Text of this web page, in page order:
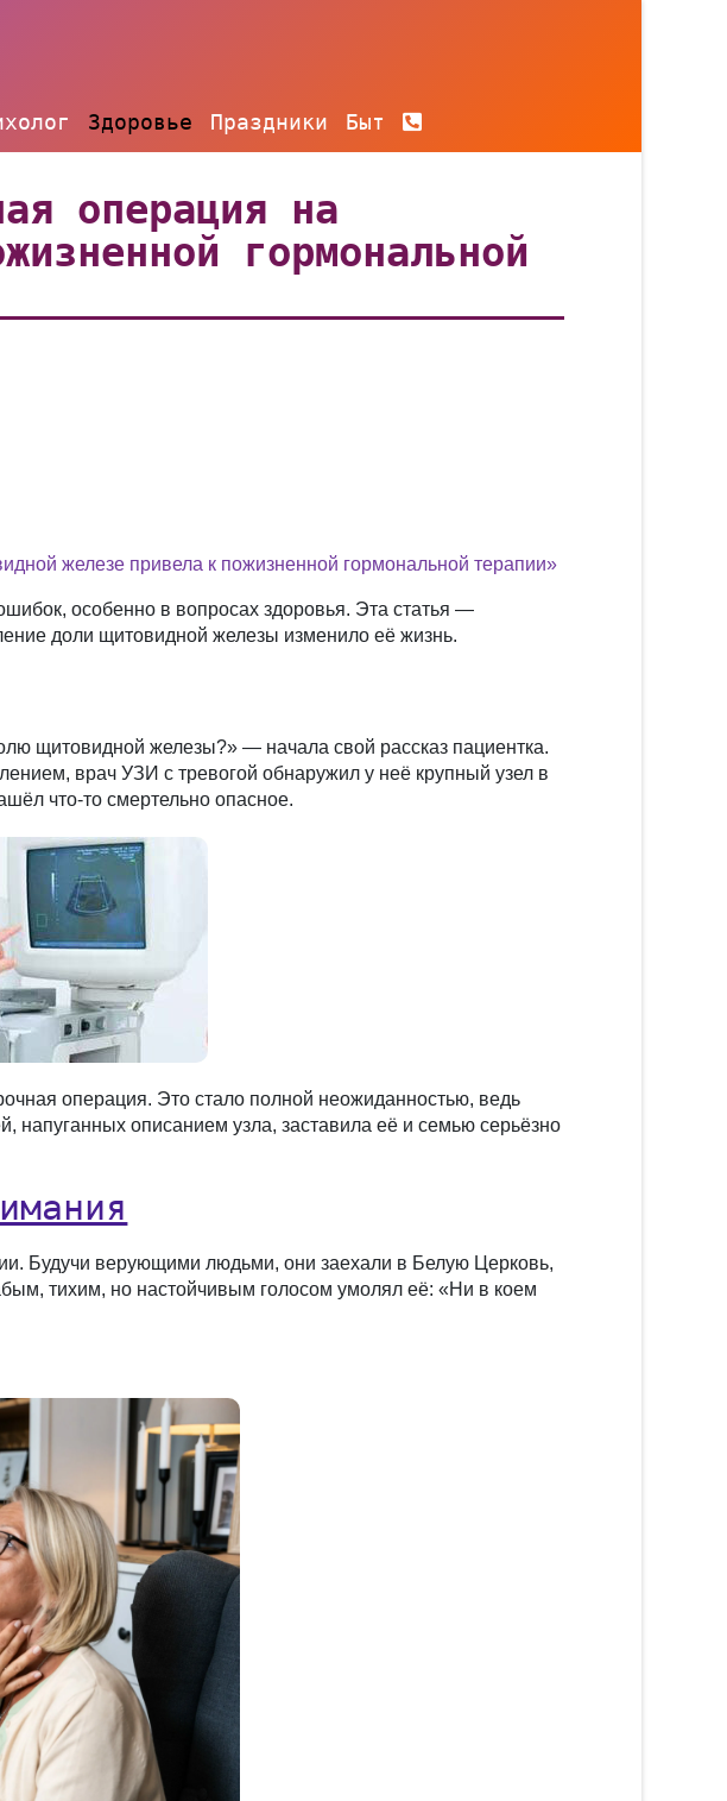
Здоровье Праздники Быт
операция на
гормональной
железе привела к пожизненной гормональной терапии»
особенно в вопросах здоровья. Эта статья —
доли щитовидной железы изменило её жизнь.
щитовидной железы?» — начала свой рассказ пациентка.
врач УЗИ с тревогой обнаружил у неё крупный узел в
что-то смертельно опасное.
операция. Это стало полной неожиданностью, ведь
напуганных описанием узла, заставила её и семью серьёзно
Будучи верующими людьми, они заехали в Белую Церковь,
тихим, но настойчивым голосом умолял её: «Ни в коем